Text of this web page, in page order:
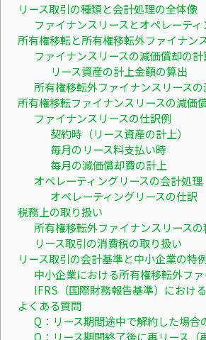
リース取引の種類と会計処理の全体像
ファイナンスリースとオペレーテ
所有権移転と所有権移転外ファイナン
ファイナンスリースの減価償却の
リース資産の計上金額の算出
所有権移転外ファイナンスリース
所有権移転ファイナンスリースの減価
ファイナンスリースの仕訳例
契約時（リース資産の計上）
毎月のリース料支払い時
毎月の減価償却費の計上
オペレーティングリースの会計処理
オペレーティングリースの仕訳
税務上の取り扱い
所有権移転外ファイナンスリース
リース取引の消費税の取り扱い
リース取引の会計基準と中小企業の特
中小企業における所有権移転外フ
IFRS（国際財務報告基準）におけ
よくある質問
Q：リース期間途中で解約した場合
Q：リース期間終了後に再リース（